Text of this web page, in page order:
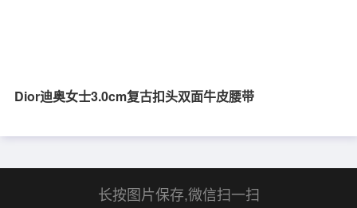
Dior迪奥女士3.0cm复古扣头双面牛皮腰带
长按图片保存,微信扫一扫